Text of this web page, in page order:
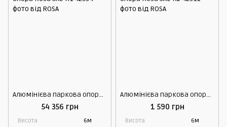
Алюмінієва паркова опора Rosa SAL-R1
54 356 грн
Висота
6м
Алюмінієва паркова опора Rosa SAL-R2
1 590 грн
Висота
6м